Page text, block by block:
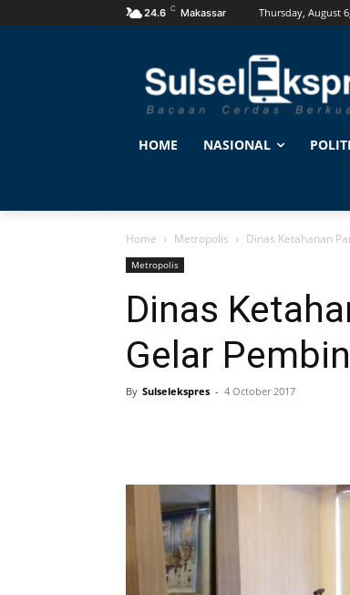
24.6 C Makassar Thursday, August
HOME NASIONAL
Home Metropolis Dinas Ketahanan
Metropolis
Dinas
Gelar
By Sulselekspres - 4 October 2017